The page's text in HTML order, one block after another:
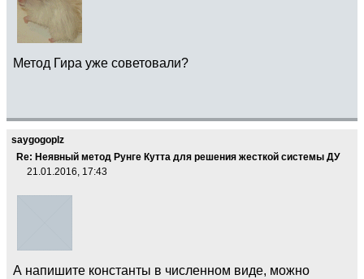
Метод Гира уже советовали?
saygogoplz
Re: Неявный метод Рунге Кутта для решения жесткой системы ДУ
21.01.2016, 17:43
А напишите константы в численном виде, можно